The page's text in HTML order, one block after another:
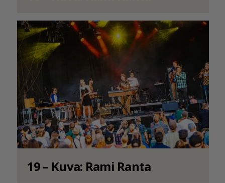
19 – Kuva: Rami Ranta